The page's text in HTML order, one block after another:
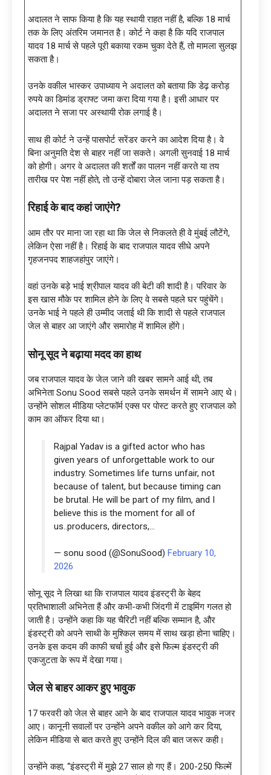
अदालत ने साफ किया है कि यह स्थायी राहत नहीं है, बल्कि 18 मार्च
तक के लिए अंतरिम जमानत है। कोर्ट ने कहा है कि यदि राजपाल
यादव 18 मार्च से पहले पूरी बकाया रकम चुका देते हैं, तो मामला सुलझ
सकता है।
उनके वकील भास्कर उपाध्याय ने अदालत को बताया कि डेढ़ करोड़
रुपये का डिमांड ड्राफ्ट जमा करा दिया गया है। इसी आधार पर
अदालत ने सजा पर अस्थायी रोक लगाई है।
साथ ही कोर्ट ने उन्हें पासपोर्ट सरेंडर करने का आदेश दिया है। वे
बिना अनुमति देश से बाहर नहीं जा सकते। अगली सुनवाई 18 मार्च
को होगी। अगर वे अदालत की शर्तों का पालन नहीं करते या तय
तारीख पर पेश नहीं होते, तो उन्हें दोबारा जेल जाना पड़ सकता है।
रिहाई के बाद कहां जाएंगे?
आम तौर पर माना जा रहा था कि जेल से निकलते ही वे मुंबई लौटेंगे,
लेकिन ऐसा नहीं है। रिहाई के बाद राजपाल यादव सीधे अपने
गृहजनपद शाहजहांपुर जाएंगे।
वहां उनके बड़े भाई श्रीपाल यादव की बेटी की शादी है। परिवार के
इस खास मौके पर शामिल होने के लिए वे सबसे पहले घर पहुंचेंगे।
उनके भाई ने पहले ही उम्मीद जताई थी कि शादी से पहले राजपाल
जेल से बाहर आ जाएंगे और समारोह में शामिल होंगे।
सोनू सूद ने बढ़ाया मदद का हाथ
जब राजपाल यादव के जेल जाने की खबर सामने आई थी, तब
अभिनेता Sonu Sood सबसे पहले उनके समर्थन में सामने आए थे।
उन्होंने सोशल मीडिया प्लेटफॉर्म एक्स पर पोस्ट करते हुए राजपाल को
काम का ऑफर दिया था।
Rajpal Yadav is a gifted actor who has
given years of unforgettable work to our
industry. Sometimes life turns unfair, not
because of talent, but because timing can
be brutal. He will be part of my film, and I
believe this is the moment for all of
us..producers, directors,…
— sonu sood (@SonuSood) February 10,
2026
सोनू सूद ने लिखा था कि राजपाल यादव इंडस्ट्री के बेहद
प्रतिभाशाली अभिनेता हैं और कभी-कभी जिंदगी में टाइमिंग गलत हो
जाती है। उन्होंने कहा कि यह चैरिटी नहीं बल्कि सम्मान है, और
इंडस्ट्री को अपने साथी के मुश्किल समय में साथ खड़ा होना चाहिए।
उनके इस कदम की काफी चर्चा हुई और इसे फिल्म इंडस्ट्री की
एकजुटता के रूप में देखा गया।
जेल से बाहर आकर हुए भावुक
17 फरवरी को जेल से बाहर आने के बाद राजपाल यादव भावुक नजर
आए। कानूनी सवालों पर उन्होंने अपने वकील को आगे कर दिया,
लेकिन मीडिया से बात करते हुए उन्होंने दिल की बात जरूर कही।
उन्होंने कहा, “इंडस्ट्री में मुझे 27 साल हो गए हैं। 200-250 फिल्में